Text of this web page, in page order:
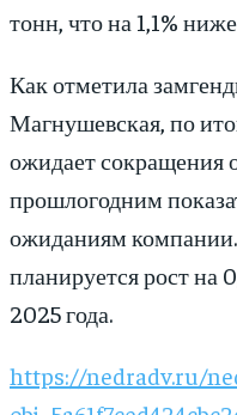
тонн, что на 1,1%
Как отметила
Магнушевская, по
ожидает сокращения
прошлогодним
ожиданиям
планируется рост на
2025 года.
https://nedradv.ru/